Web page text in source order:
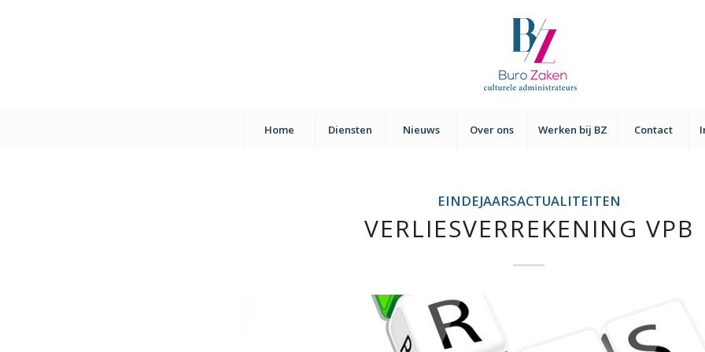
Home Diensten Nieuws Over ons Werken bij BZ Contact
EINDEJAARSACTUALITEITEN
VERLIESVERREKENING VPB